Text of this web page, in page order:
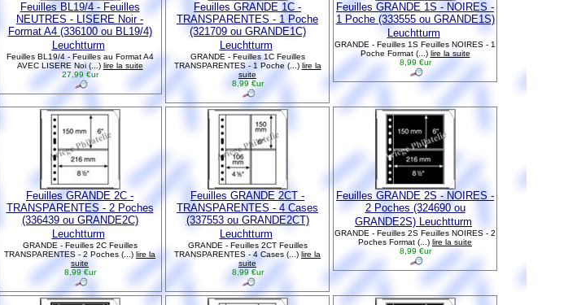
Feuilles BL19/4 - Feuilles
NEUTRES - LISERE Noir -
Format A4 (336100 ou BL19/4)
Leuchtturm
Feuilles BL19/4 - Feuilles au Format A4
AVEC LISERE Noi (...) lire la suite
27,99 €ur
Feuilles GRANDE 1C -
TRANSPARENTES - 1 Poche
(321709 ou GRANDE1C)
Leuchtturm
GRANDE - Feuilles 1C Feuilles
TRANSPARENTES - 1 Poche (...) lire la
suite
8,99 €ur
Feuilles GRANDE 1S - NOIRES -
1 Poche (333555 ou GRANDE1S)
Leuchtturm
GRANDE - Feuilles 1S Feuilles NOIRES - 1
Poche Format (...) lire la suite
8,99 €ur
Feuilles GRANDE 2C -
TRANSPARENTES - 2 Poches
(336439 ou GRANDE2C)
Leuchtturm
GRANDE - Feuilles 2C Feuilles
TRANSPARENTES - 2 Poches (...) lire la
suite
8,99 €ur
Feuilles GRANDE 2CT -
TRANSPARENTES - 4 Cases
(337553 ou GRANDE2CT)
Leuchtturm
GRANDE - Feuilles 2CT Feuilles
TRANSPARENTES - 4 Cases (...) lire la
suite
8,99 €ur
Feuilles GRANDE 2S - NOIRES -
2 Poches (324690 ou
GRANDE2S) Leuchtturm
GRANDE - Feuilles 2S Feuilles NOIRES - 2
Poches Format (...) lire la suite
8,99 €ur